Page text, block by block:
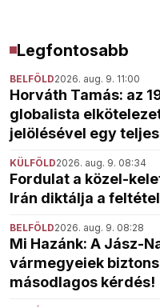
Legfontosabb
BELFÖLD2026. aug. 9. 11:00
Horváth Tamás: az
globalista
jelölésével egy
KÜLFÖLD2026. aug. 9. 08:34
Fordulat a közel-
Irán diktálja a
BELFÖLD2026. aug. 9. 08:28
Mi Hazánk: A Jász-
vármegyeiek
másodlagos kérdés!